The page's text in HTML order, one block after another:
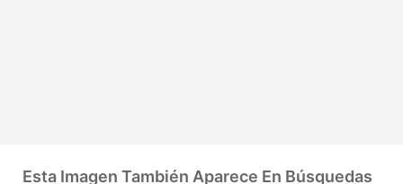
Esta Imagen También Aparece En Búsquedas